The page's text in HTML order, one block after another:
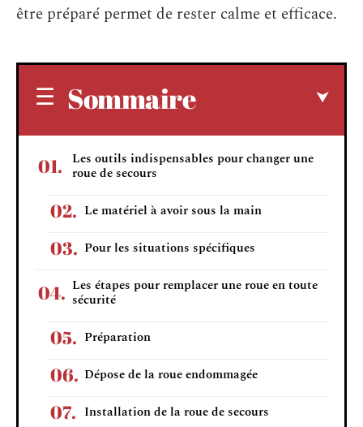
être préparé permet de rester calme et efficace.
Sommaire
Les outils indispensables pour changer une
roue de secours
Le matériel à avoir sous la main
Pour les situations spécifiques
Les étapes pour remplacer une roue en toute
sécurité
Préparation
Dépose de la roue endommagée
Installation de la roue de secours